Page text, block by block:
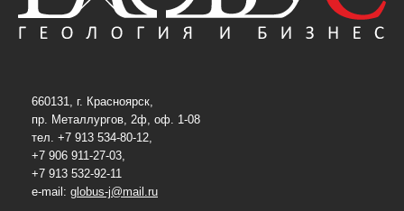
660131, г. Красноярск,
пр. Металлургов, 2ф, оф. 1-08
тел. +7 913 534-80-12,
+7 906 911-27-03,
+7 913 532-92-11
e-mail: globus-j@mail.ru